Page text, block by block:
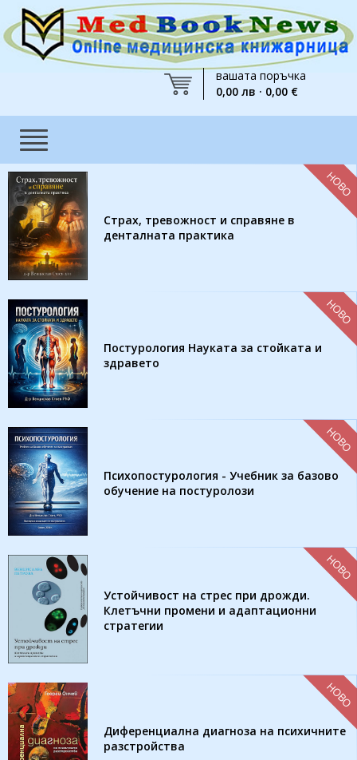
вашата поръчка
0,00 лв · 0,00 €
Страх, тревожност и справяне в
денталната практика
НОВО
Постурология Науката за стойката и
здравето
НОВО
Психопостурология - Учебник за базово
обучение на постуролози
НОВО
Устойчивост на стрес при дрожди.
Клетъчни промени и адаптационни
стратегии
НОВО
Диференциална диагноза на психичните
разстройства
НОВО